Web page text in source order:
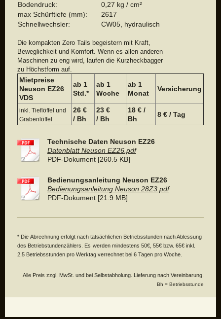
Bodendruck:
0,27 kg / cm²
max Schürftiefe (mm):
2617
Schnellwechsler:
CW05, hydraulisch
Die kompakten Zero Tails begeistern mit Kraft,
Beweglichkeit und Komfort. Wenn es allen anderen
Maschinen zu eng wird, laufen die Kurzheckbagger
zu Höchstform auf.
Mietpreise
Neuson EZ26
VDS
ab 1
Std.*
ab 1
Woche
ab 1
Monat
Versicherung
inkl. Tieflöffel und
Grabenlöffel
26 €
/ Bh
23 €
/ Bh
18 € /
Bh
8 € / Tag
Technische Daten Neuson EZ26
Datenblatt Neuson EZ26.pdf
PDF-Dokument [260.5 KB]
Bedienungsanleitung Neuson EZ26
Bedienungsanleitung Neuson 28Z3.pdf
PDF-Dokument [21.9 MB]
* Die Abrechnung erfolgt nach tatsächlichen Betriebsstunden nach Ablessung
des Betriebstundenzählers. Es werden mindestens 50€, 55€ bzw. 65€ inkl.
2,5 Betriebsstunden pro Werktag verrechnet bei 6 Tagen pro Woche.
Alle Preis zzgl. MwSt. und bei Selbstabholung. Lieferung nach Vereinbarung.
Bh = Betriebsstunde